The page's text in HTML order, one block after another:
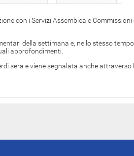
con i Servizi Assemblea e
della settimana e, nello stesso
approfondimenti.
sera e viene segnalata anche attraverso